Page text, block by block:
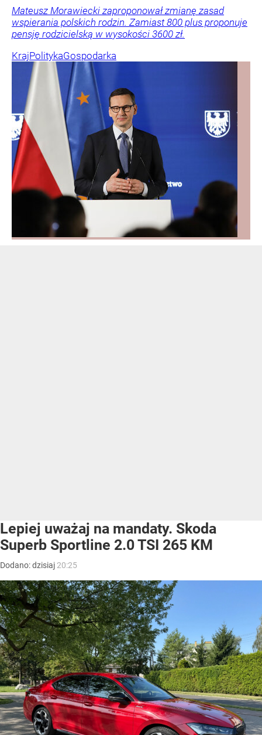
Mateusz Morawiecki zaproponował zmianę zasad
wspierania polskich rodzin. Zamiast 800 plus proponuje
pensję rodzicielską w wysokości 3600 zł.
KrajPolitykaGospodarka
Lepiej uważaj na mandaty. Skoda
Superb Sportline 2.0 TSI 265 KM
Dodano:dzisiaj 20:25